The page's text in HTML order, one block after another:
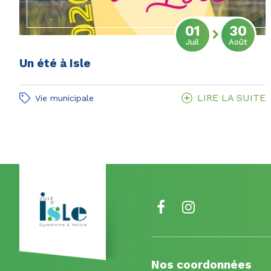
Un été à Isle
Du
01
Juil let
au 30
Août
Vie municipale LIRE LA SUITE
Lien
Nos coordonnées